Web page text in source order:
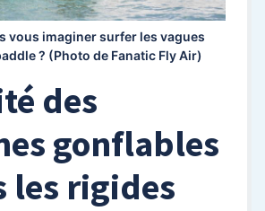
vous imaginer surfer les vagues
? (Photo de Fanatic Fly Air)
des
gonflables
les rigides